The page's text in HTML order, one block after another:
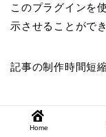
このプラグインを
示させることがで
記事の制作時間短
Home